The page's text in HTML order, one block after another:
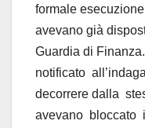
formale
avevano già
Guardia di
notificato
decorrere dalla
avevano bloccato